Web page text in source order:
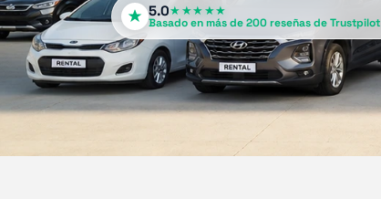
5.0★★★★★
Basado en más de 200 reseñas de Trustpilot